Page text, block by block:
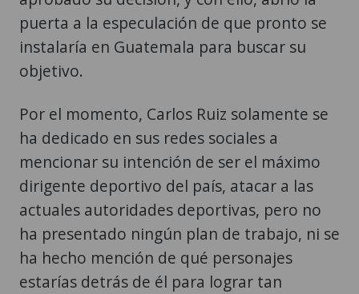
puerta a la especulación de que pronto se
instalaría en Guatemala para buscar su
objetivo.
Por el momento, Carlos Ruiz solamente se
ha dedicado en sus redes sociales a
mencionar su intención de ser el máximo
dirigente deportivo del país, atacar a las
actuales autoridades deportivas, pero no
ha presentado ningún plan de trabajo, ni se
ha hecho mención de qué personajes
estarías detrás de él para lograr tan